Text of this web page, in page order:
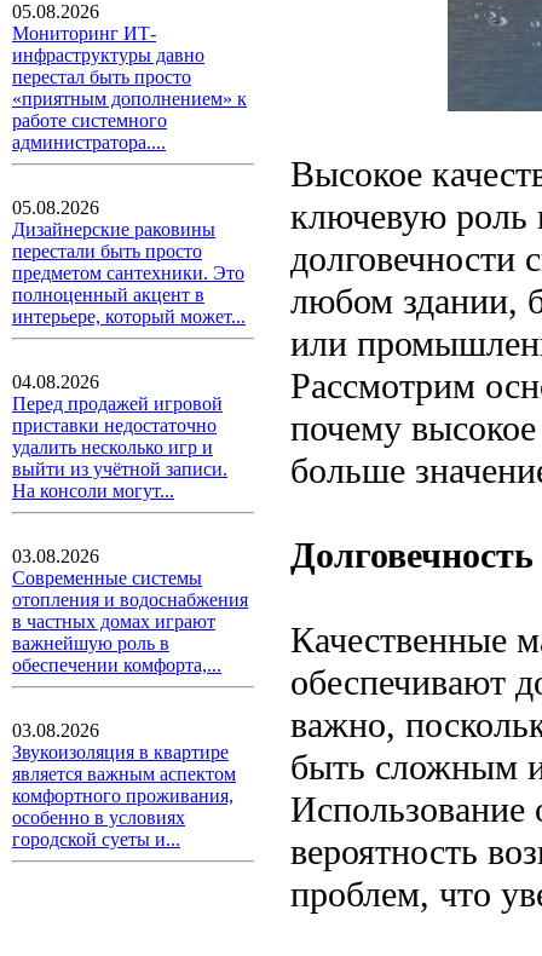
05.08.2026
Мониторинг ИТ-
инфраструктуры давно
перестал быть просто
«приятным дополнением» к
работе системного
администратора....
05.08.2026
Дизайнерские раковины
перестали быть просто
предметом сантехники. Это
полноценный акцент в
интерьере, который может...
04.08.2026
Перед продажей игровой
приставки недостаточно
удалить несколько игр и
выйти из учётной записи.
На консоли могут...
03.08.2026
Современные системы
отопления и водоснабжения
в частных домах играют
важнейшую роль в
обеспечении комфорта,...
03.08.2026
Звукоизоляция в квартире
является важным аспектом
комфортного проживания,
особенно в условиях
городской суеты и...
Высокое
ключевую роль
долговечности
любом здании,
или
Рассмотрим
почему
больше
Качественные
обеспечивают
важно,
быть сложным
Использование
вероятность
проблем, что